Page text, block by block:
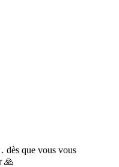
dès que vous vous
🙏